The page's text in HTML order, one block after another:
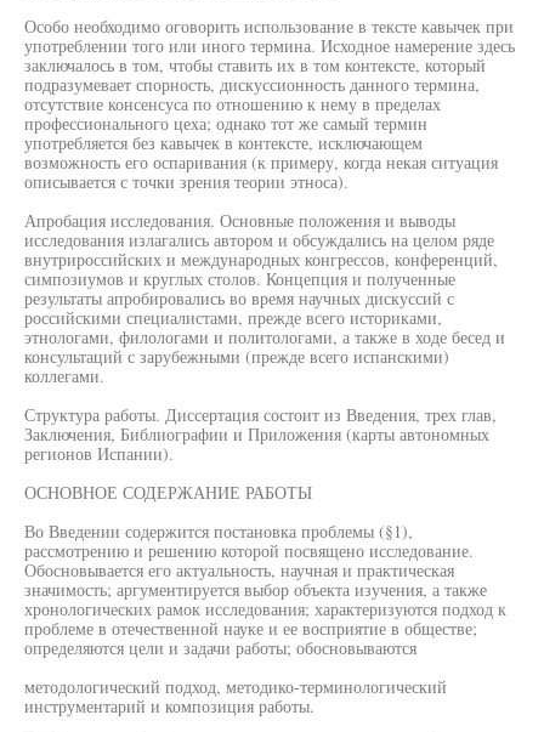
Особо необходимо оговорить использование в тексте кавычек при
употреблении того или иного термина. Исходное намерение здесь
заключалось в том, чтобы ставить их в том контексте, который
подразумевает спорность, дискуссионность данного термина,
отсутствие консенсуса по отношению к нему в пределах
профессионального цеха; однако тот же самый термин
употребляется без кавычек в контексте, исключающем
возможность его оспаривания (к примеру, когда некая ситуация
описывается с точки зрения теории этноса).
Апробация исследования. Основные положения и выводы
исследования излагались автором и обсуждались на целом ряде
внутрироссийских и международных конгрессов, конференций,
симпозиумов и круглых столов. Концепция и полученные
результаты апробировались во время научных дискуссий с
российскими специалистами, прежде всего историками,
этнологами, филологами и политологами, а также в ходе бесед и
консультаций с зарубежными (прежде всего испанскими)
коллегами.
Структура работы. Диссертация состоит из Введения, трех глав,
Заключения, Библиографии и Приложения (карты автономных
регионов Испании).
ОСНОВНОЕ СОДЕРЖАНИЕ РАБОТЫ
Во Введении содержится постановка проблемы (§1),
рассмотрению и решению которой посвящено исследование.
Обосновывается его актуальность, научная и практическая
значимость; аргументируется выбор объекта изучения, а также
хронологических рамок исследования; характеризуются подход к
проблеме в отечественной науке и ее восприятие в обществе;
определяются цели и задачи работы; обосновываются
методологический подход, методико-терминологический
инструментарий и композиция работы.